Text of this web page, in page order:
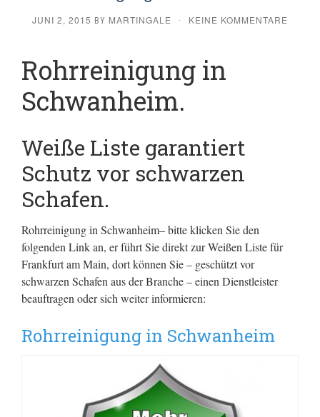
JUNI 2, 2015 BY MARTINGALE · KEINE KOMMENTARE
Rohrreinigung in
Schwanheim.
Weiße Liste garantiert
Schutz vor schwarzen
Schafen.
Rohrreinigung in Schwanheim– bitte klicken Sie den
folgenden Link an, er führt Sie direkt zur Weißen Liste für
Frankfurt am Main, dort können Sie – geschützt vor
schwarzen Schafen aus der Branche – einen Dienstleister
beauftragen oder sich weiter informieren:
Rohrreinigung in Schwanheim